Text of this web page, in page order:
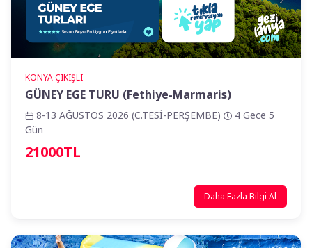
KONYA ÇIKIŞLI
GÜNEY EGE TURU (Fethiye-Marmaris)
8-13 AĞUSTOS 2026 (C.TESİ-PERŞEMBE)
4 Gece 5
Gün
21000TL
Daha Fazla Bilgi Al